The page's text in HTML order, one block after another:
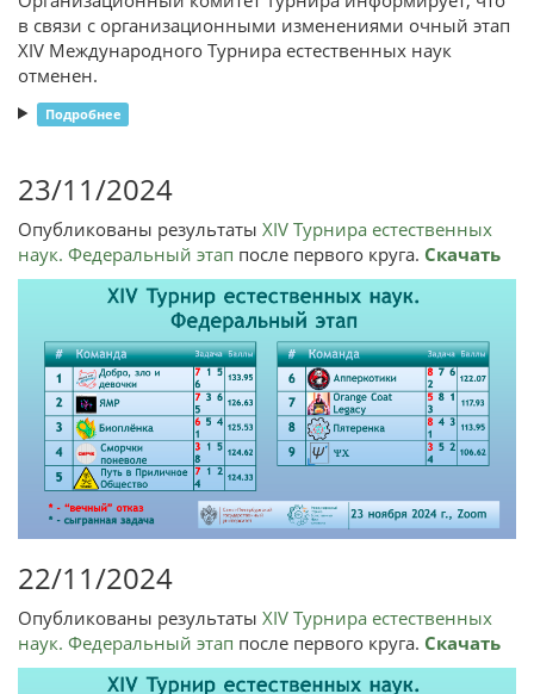
в связи с организационными изменениями очный этап
XIV Международного Турнира естественных наук
отменен.
Подробнее
23/11/2024
Опубликованы результаты XIV Турнира естественных
наук. Федеральный этап после первого круга. Скачать
22/11/2024
Опубликованы результаты XIV Турнира естественных
наук. Федеральный этап после первого круга. Скачать